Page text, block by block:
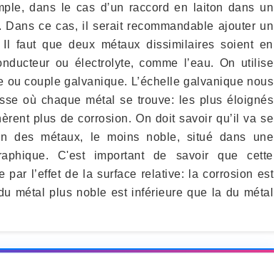
dans le cas d’un raccord en laiton dans un
ce cas, il serait recommandable ajouter un
Il faut que deux métaux dissimilaires soient en
ou électrolyte, comme l’eau. On utilise
ou couple galvanique. L’échelle galvanique nous
où chaque métal se trouve: les plus éloignés
plus de corrosion. On doit savoir qu’il va se
des métaux, le moins noble, situé dans une
C'est important de savoir que cette
par l’effet de la surface relative: la corrosion est
métal plus noble est inférieure que la du métal